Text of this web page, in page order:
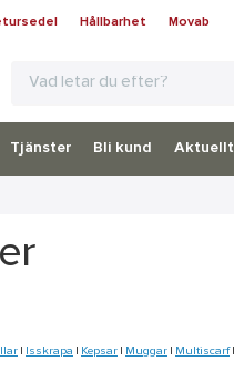
Hållbarhet Movab
Tjänster Bli kund Aktuellt
Isskrapa Kepsar Muggar Multiscarf